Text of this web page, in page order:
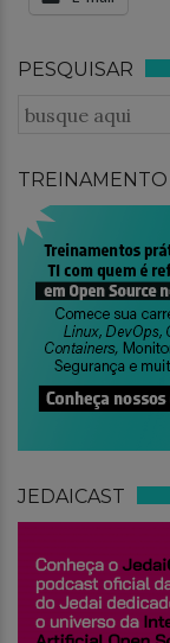
PESQUISAR
TREINAMENTO
JEDAICAST